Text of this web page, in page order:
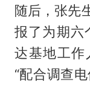
随后，张先
报了为期六
达基地工作
“配合调查